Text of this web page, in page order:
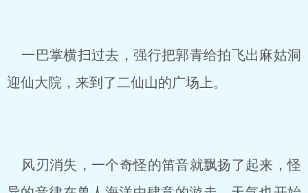
一巴掌横扫过去，强行把郭青给拍飞出麻姑洞
迎仙大院，来到了二仙山的广场上。
风刃消失，一个奇怪的笛音就飘扬了起来，怪